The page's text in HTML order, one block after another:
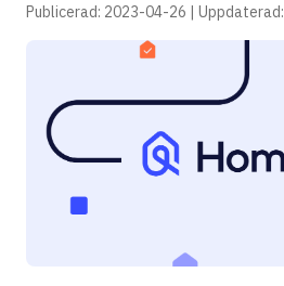
Publicerad: 2023-04-26 | Uppdaterad: